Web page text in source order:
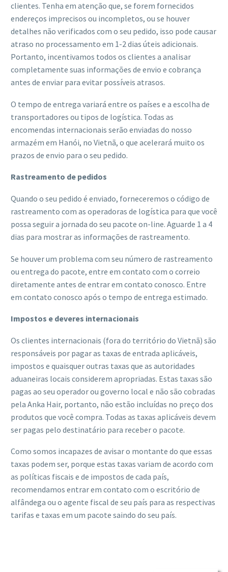
clientes. Tenha em atenção que, se forem fornecidos
endereços imprecisos ou incompletos, ou se houver
detalhes não verificados com o seu pedido, isso pode causar
atraso no processamento em 1-2 dias úteis adicionais.
Portanto, incentivamos todos os clientes a analisar
completamente suas informações de envio e cobrança
antes de enviar para evitar possíveis atrasos.
O tempo de entrega variará entre os países e a escolha de
transportadores ou tipos de logística. Todas as
encomendas internacionais serão enviadas do nosso
armazém em Hanói, no Vietnã, o que acelerará muito os
prazos de envio para o seu pedido.
Rastreamento de pedidos
Quando o seu pedido é enviado, forneceremos o código de
rastreamento com as operadoras de logística para que você
possa seguir a jornada do seu pacote on-line. Aguarde 1 a 4
dias para mostrar as informações de rastreamento.
Se houver um problema com seu número de rastreamento
ou entrega do pacote, entre em contato com o correio
diretamente antes de entrar em contato conosco. Entre
em contato conosco após o tempo de entrega estimado.
Impostos e deveres internacionais
Os clientes internacionais (fora do território do Vietnã) são
responsáveis ​​por pagar as taxas de entrada aplicáveis,
impostos e quaisquer outras taxas que as autoridades
aduaneiras locais considerem apropriadas. Estas taxas são
pagas ao seu operador ou governo local e não são cobradas
pela Anka Hair, portanto, não estão incluídas no preço dos
produtos que você compra. Todas as taxas aplicáveis ​​devem
ser pagas pelo destinatário para receber o pacote.
Como somos incapazes de avisar o montante do que essas
taxas podem ser, porque estas taxas variam de acordo com
as políticas fiscais e de impostos de cada país,
recomendamos entrar em contato com o escritório de
alfândega ou o agente fiscal de seu país para as respectivas
tarifas e taxas em um pacote saindo do seu país.